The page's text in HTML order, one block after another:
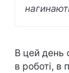
В цей день
в роботі, в